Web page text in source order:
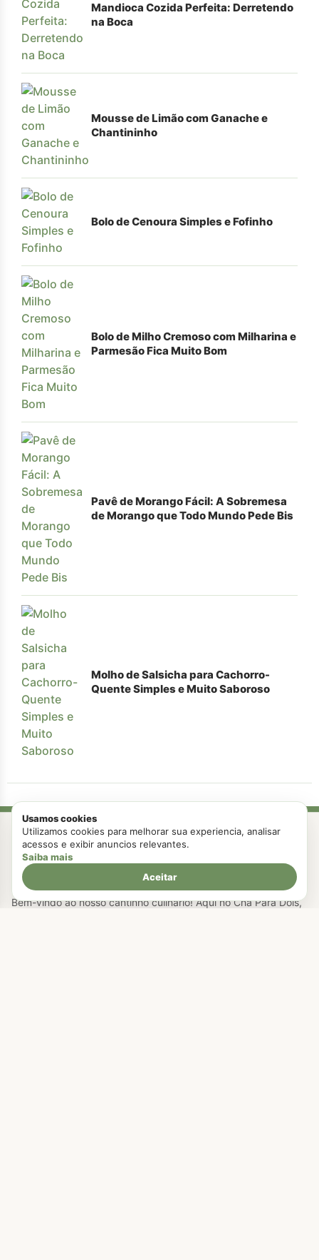
Mandioca Cozida Perfeita: Derretendo
na Boca
Mousse de Limão com Ganache e
Chantininho
Bolo de Cenoura Simples e Fofinho
Bolo de Milho Cremoso com Milharina e
Parmesão Fica Muito Bom
Pavê de Morango Fácil: A Sobremesa
de Morango que Todo Mundo Pede Bis
Molho de Salsicha para Cachorro-
Quente Simples e Muito Saboroso
Bem-vindo ao nosso cantinho culinário! Aqui no Chá Para Dois,
Usamos cookies
Utilizamos cookies para melhorar sua experiencia, analisar
acessos e exibir anuncios relevantes.
Saiba mais
Aceitar